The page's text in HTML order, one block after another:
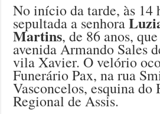
No início da tarde, às 14
sepultada a senhora
Martins, de 86 anos,
avenida Armando Sales
vila Xavier. O velório
Funerário Pax, na rua
Vasconcelos, esquina do
Regional de Assis.